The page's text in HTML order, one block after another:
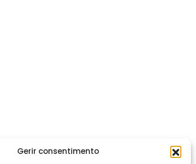
Gerir consentimento